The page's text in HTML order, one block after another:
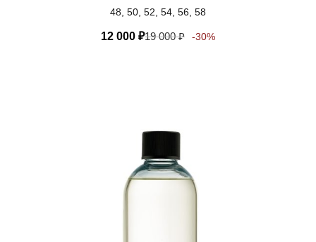
48, 50, 52, 54, 56, 58
12 000 ₽19 000₽ -30%